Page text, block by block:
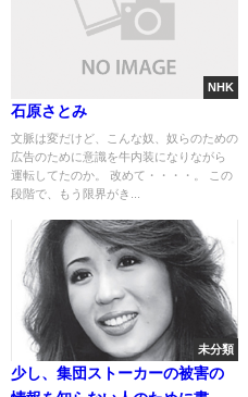
NHK
石原さとみ
文脈は変だけど、こんな奴、奴らのための
広告のために意識を牛内装になりながら
運転してたのか。 改めて・・・・。 この
段階で、もう限界がき...
未分類
少し、集団ストーカーの被害の